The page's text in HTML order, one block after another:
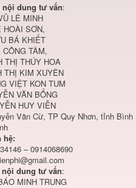
dung tư vấn:
LÊ MINH
HOÀI SƠN,
BÁ KHIẾT
TÂM,
THỊ THÚY HOA
THỊ KIM XUYÊN
VIỆT KON TUM
VĂN BỔNG
HUY VIỄN
Văn Cừ, TP Quy Nhơn, tỉnh Bình
hệ:
– 0914068690
dung tư vấn:
MINH TRUNG